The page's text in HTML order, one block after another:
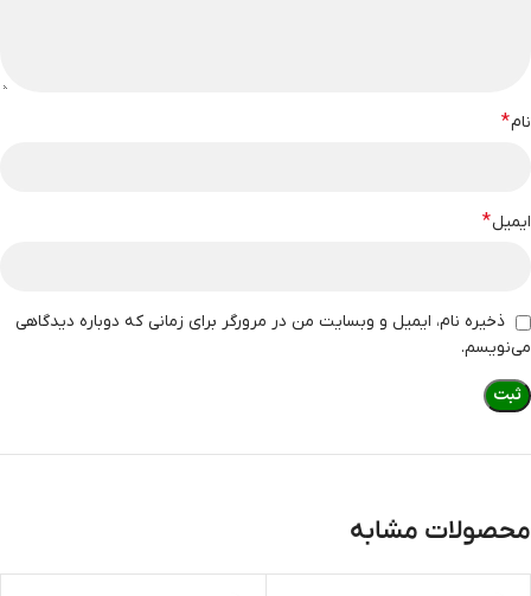
نام*
ایمیل*
ذخیره نام، ایمیل و وبسایت من در مرورگر برای زمانی که دوباره دیدگاهی
می‌نویسم.
محصولات مشابه